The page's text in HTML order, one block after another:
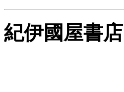
紀伊國屋書店